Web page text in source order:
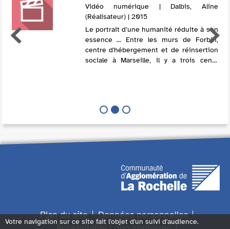
Vidéo numérique | Dalbis, Aline
(Réalisateur) | 2015
Le portrait d’une humanité réduite à son
essence ... Entre les murs de Forbin,
centre d'hébergement et de réinsertion
sociale à Marseille, il y a trois cents
Plan du site
Données personnelles
Votre navigation sur ce site fait l'objet d'un suivi d'audience.